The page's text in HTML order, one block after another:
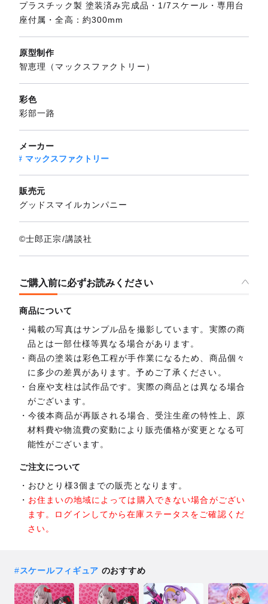
プラスチック製 塗装済み完成品・1/7スケール・専用台
座付属・全高：約300mm
原型制作
智恵理（マックスファクトリー）
彩色
彩部一路
メーカー
マックスファクトリー
販売元
グッドスマイルカンパニー
©士郎正宗/講談社
ご購入前に必ずお読みください
商品について
掲載の写真はサンプル品を撮影しています。実際の商
品とは一部仕様等異なる場合があります。
商品の塗装は彩色工程が手作業になるため、商品個々
に多少の差異があります。予めご了承ください。
台座や支柱は試作品です。実際の商品とは異なる場合
がございます。
今後本商品が再販される場合、受注生産の特性上、原
材料費や物流費の変動により販売価格が変更となる可
能性がございます。
ご注文について
おひとり様3個までの販売となります。
お住まいの地域によっては購入できない場合がござい
ます。ログインしてから在庫ステータスをご確認くだ
さい。
#スケールフィギュア のおすすめ